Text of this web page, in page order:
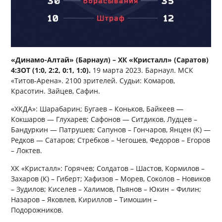
«Динамо-Алтай» (Барнаул) – ХК «Кристалл» (Саратов)
4:3ОТ (1:0, 2:2, 0:1, 1:0). 19 марта 2023. Барнаул. МСК
«Титов-Арена». 2100 зрителей. Судьи: Комаров,
Красотин. Зайцев, Сафин.
«ХКДА»: Шарабарин; Бугаев – Коньков, Байкеев —
Кокшаров — Глухарев; Сафонов — Ситдиков, Лудцев –
Бандуркин — Патрушев; Сапунов – Гончаров, Янцен (К) —
Редков — Сатаров; Стребков – Чегошев, Федоров – Егоров
– Локтев.
ХК «Кристалл»: Горячев; Солдатов – Шастов, Кормилов –
Захаров (К) – Гиберт; Хафизов – Морев, Соколов – Новиков
– Зудилов; Киселев – Халимов, Пьянов – Юкин – Филин;
Назаров – Яковлев, Кириллов – Тимошин –
Подорожников.